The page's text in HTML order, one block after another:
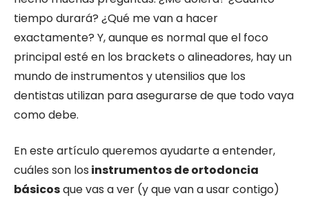
tiempo durará? ¿Qué me van a hacer
exactamente? Y, aunque es normal que el foco
principal esté en los brackets o alineadores, hay un
mundo de instrumentos y utensilios que los
dentistas utilizan para asegurarse de que todo vaya
como debe.
En este artículo queremos ayudarte a entender,
cuáles son los instrumentos de ortodoncia
básicosque vas a ver (y que van a usar contigo)